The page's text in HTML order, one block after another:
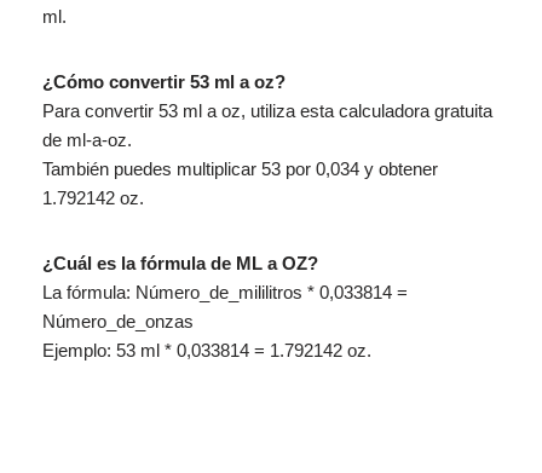
ml.
¿Cómo convertir 53 ml a oz?
Para convertir 53 ml a oz, utiliza esta calculadora gratuita
de ml-a-oz.
También puedes multiplicar 53 por 0,034 y obtener
1.792142 oz.
¿Cuál es la fórmula de ML a OZ?
La fórmula: Número_de_mililitros * 0,033814 =
Número_de_onzas
Ejemplo: 53 ml * 0,033814 = 1.792142 oz.